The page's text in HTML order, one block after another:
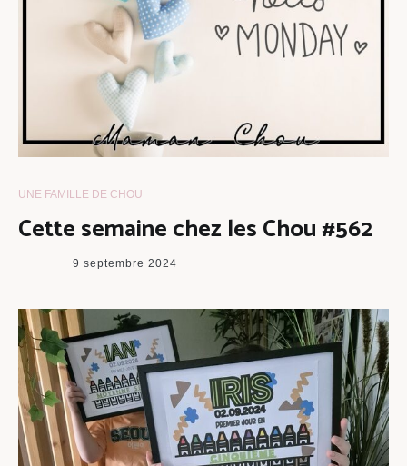
UNE FAMILLE DE CHOU
Cette semaine chez les Chou #562
maman
9 septembre 2024